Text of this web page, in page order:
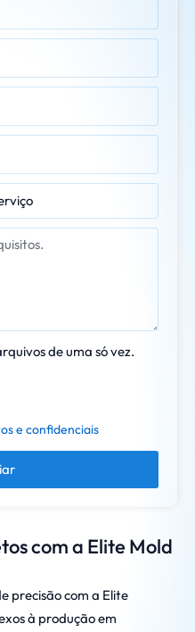
com a Elite Mold
precisão com a Elite
à produção em
de uma só vez.
e confidenciais